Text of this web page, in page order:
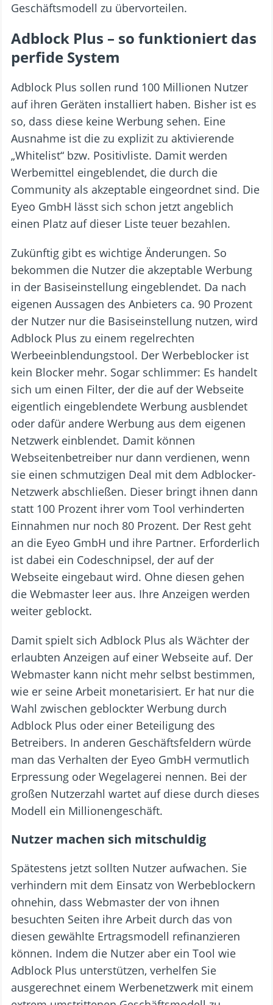
Geschäftsmodell zu übervorteilen.
Adblock Plus – so funktioniert das
perfide System
Adblock Plus sollen rund 100 Millionen Nutzer
auf ihren Geräten installiert haben. Bisher ist es
so, dass diese keine Werbung sehen. Eine
Ausnahme ist die zu explizit zu aktivierende
„Whitelist“ bzw. Positivliste. Damit werden
Werbemittel eingeblendet, die durch die
Community als akzeptable eingeordnet sind. Die
Eyeo GmbH lässt sich schon jetzt angeblich
einen Platz auf dieser Liste teuer bezahlen.
Zukünftig gibt es wichtige Änderungen. So
bekommen die Nutzer die akzeptable Werbung
in der Basiseinstellung eingeblendet. Da nach
eigenen Aussagen des Anbieters ca. 90 Prozent
der Nutzer nur die Basiseinstellung nutzen, wird
Adblock Plus zu einem regelrechten
Werbeeinblendungstool. Der Werbeblocker ist
kein Blocker mehr. Sogar schlimmer: Es handelt
sich um einen Filter, der die auf der Webseite
eigentlich eingeblendete Werbung ausblendet
oder dafür andere Werbung aus dem eigenen
Netzwerk einblendet. Damit können
Webseitenbetreiber nur dann verdienen, wenn
sie einen schmutzigen Deal mit dem Adblocker-
Netzwerk abschließen. Dieser bringt ihnen dann
statt 100 Prozent ihrer vom Tool verhinderten
Einnahmen nur noch 80 Prozent. Der Rest geht
an die Eyeo GmbH und ihre Partner. Erforderlich
ist dabei ein Codeschnipsel, der auf der
Webseite eingebaut wird. Ohne diesen gehen
die Webmaster leer aus. Ihre Anzeigen werden
weiter geblockt.
Damit spielt sich Adblock Plus als Wächter der
erlaubten Anzeigen auf einer Webseite auf. Der
Webmaster kann nicht mehr selbst bestimmen,
wie er seine Arbeit monetarisiert. Er hat nur die
Wahl zwischen geblockter Werbung durch
Adblock Plus oder einer Beteiligung des
Betreibers. In anderen Geschäftsfeldern würde
man das Verhalten der Eyeo GmbH vermutlich
Erpressung oder Wegelagerei nennen. Bei der
großen Nutzerzahl wartet auf diese durch dieses
Modell ein Millionengeschäft.
Nutzer machen sich mitschuldig
Spätestens jetzt sollten Nutzer aufwachen. Sie
verhindern mit dem Einsatz von Werbeblockern
ohnehin, dass Webmaster der von ihnen
besuchten Seiten ihre Arbeit durch das von
diesen gewählte Ertragsmodell refinanzieren
können. Indem die Nutzer aber ein Tool wie
Adblock Plus unterstützen, verhelfen Sie
ausgerechnet einem Werbenetzwerk mit einem